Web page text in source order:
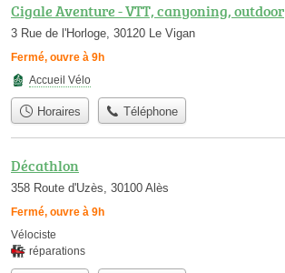
Cigale Aventure - VTT, canyoning, outdoor
3 Rue de l'Horloge, 30120 Le Vigan
Fermé, ouvre à 9h
Accueil Vélo
Horaires Téléphone
Décathlon
358 Route d'Uzès, 30100 Alès
Fermé, ouvre à 9h
Vélociste
réparations